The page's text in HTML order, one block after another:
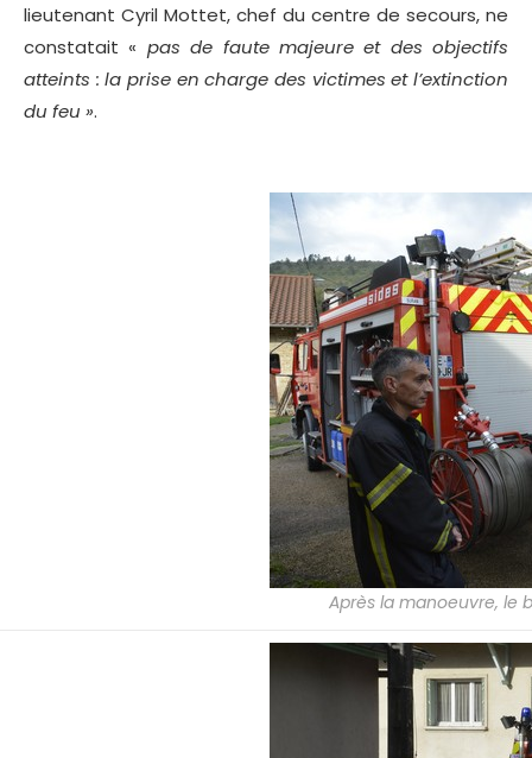
lieutenant Cyril Mottet, chef du centre de secours, ne
constatait « pas de faute majeure et des objectifs
atteints : la prise en charge des victimes et l’extinction
du feu ».
Après la manoeuvre, le